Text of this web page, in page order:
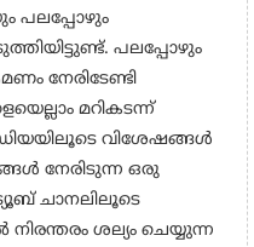
പലപ്പോഴും
പലപ്പോഴും
നേരിടേണ്ടി
മറികടന്ന്
വിശേഷങ്ങൾ
നേരിടുന്ന ഒരു
ചാനലിലൂടെ
ശല്യം ചെയ്യുന്ന